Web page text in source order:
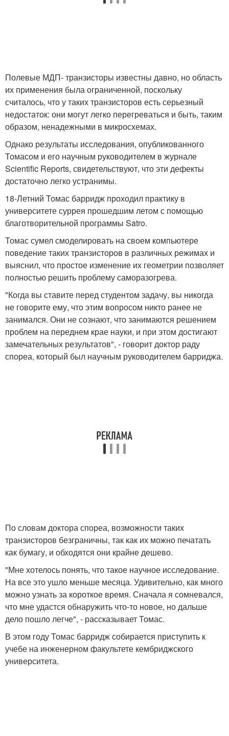
Полевые МДП- транзисторы известны давно, но область
их применения была ограниченной, поскольку
считалось, что у таких транзисторов есть серьезный
недостаток: они могут легко перегреваться и быть, таким
образом, ненадежными в микросхемах.
Однако результаты исследования, опубликованного
Томасом и его научным руководителем в журнале
Scientific Reports, свидетельствуют, что эти дефекты
достаточно легко устранимы.
18-Летний Томас барридж проходил практику в
университете суррея прошедшим летом с помощью
благотворительной программы Satro.
Томас сумел смоделировать на своем компьютере
поведение таких транзисторов в различных режимах и
выяснил, что простое изменение их геометрии позволяет
полностью решить проблему саморазогрева.
"Когда вы ставите перед студентом задачу, вы никогда
не говорите ему, что этим вопросом никто ранее не
занимался. Они не сознают, что занимаются решением
проблем на переднем крае науки, и при этом достигают
замечательных результатов", - говорит доктор раду
спореа, который был научным руководителем барриджа.
По словам доктора спореа, возможности таких
транзисторов безграничны, так как их можно печатать
как бумагу, и обходятся они крайне дешево.
"Мне хотелось понять, что такое научное исследование.
На все это ушло меньше месяца. Удивительно, как много
можно узнать за короткое время. Сначала я сомневался,
что мне удастся обнаружить что-то новое, но дальше
дело пошло легче", - рассказывает Томас.
В этом году Томас барридж собирается приступить к
учебе на инженерном факультете кембриджского
университета.